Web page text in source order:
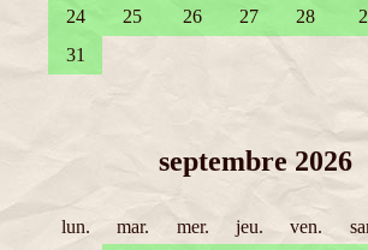
24
25 26 27 28
31
septembre 2026
lun. mar. mer. jeu. ven.